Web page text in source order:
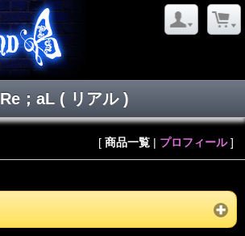
Re；aL ( リアル )
[ 商品一覧 | プロフィール]